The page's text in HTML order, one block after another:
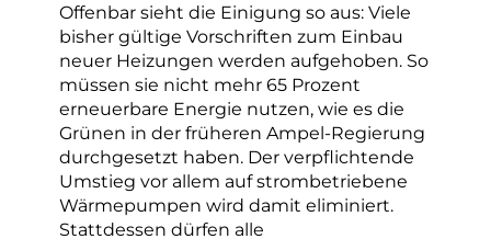
Offenbar sieht die Einigung so aus: Viele
bisher gültige Vorschriften zum Einbau
neuer Heizungen werden aufgehoben. So
müssen sie nicht mehr 65 Prozent
erneuerbare Energie nutzen, wie es die
Grünen in der früheren Ampel-Regierung
durchgesetzt haben. Der verpflichtende
Umstieg vor allem auf strombetriebene
Wärmepumpen wird damit eliminiert.
Stattdessen dürfen alle